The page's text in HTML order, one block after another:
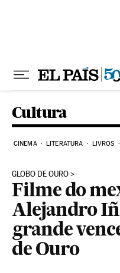
Cultura
CINEMA LITERATURA LIVROS
GLOBO DE OURO
Filme do
Alejandro
grande
de Ouro